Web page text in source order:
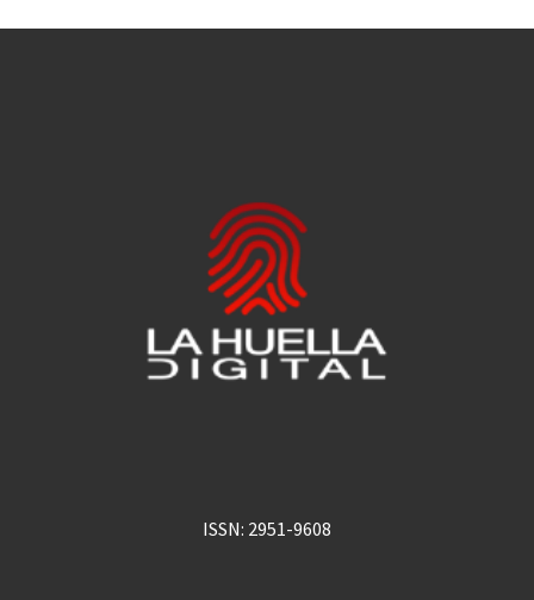
ISSN: 2951-9608